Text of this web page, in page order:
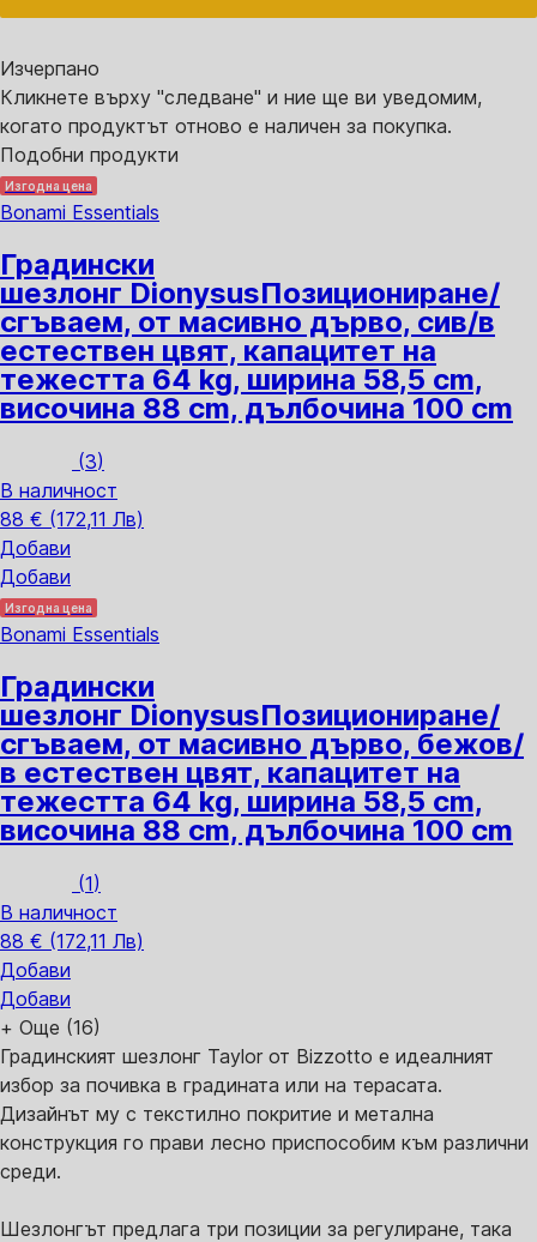
Изчерпанo
Кликнете върху "следване" и ние ще ви уведомим,
когато продуктът отново е наличен за покупка.
Подобни продукти
Изгодна цена
Bonami Essentials
Градински
шезлонг DionysusПозициониране/
сгъваем, от масивно дърво, сив/в
естествен цвят, капацитет на
тежестта 64 kg, ширина 58,5 cm,
височина 88 cm, дълбочина 100 cm
(3)
В наличност
88 € (172,11 Лв)
Добави
Добави
Изгодна цена
Bonami Essentials
Градински
шезлонг DionysusПозициониране/
сгъваем, от масивно дърво, бежов/
в естествен цвят, капацитет на
тежестта 64 kg, ширина 58,5 cm,
височина 88 cm, дълбочина 100 cm
(1)
В наличност
88 € (172,11 Лв)
Добави
Добави
+ Още (16)
Градинският шезлонг Taylor от Bizzotto е идеалният
избор за почивка в градината или на терасата.
Дизайнът му с текстилно покритие и метална
конструкция го прави лесно приспособим към различни
среди.
Шезлонгът предлага три позиции за регулиране, така